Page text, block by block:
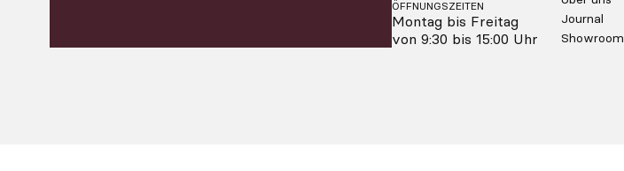
ÖFFNUNGSZEITEN
Montag bis Freitag
von 9:30 bis 15:00 Uhr
Journal
Showroom